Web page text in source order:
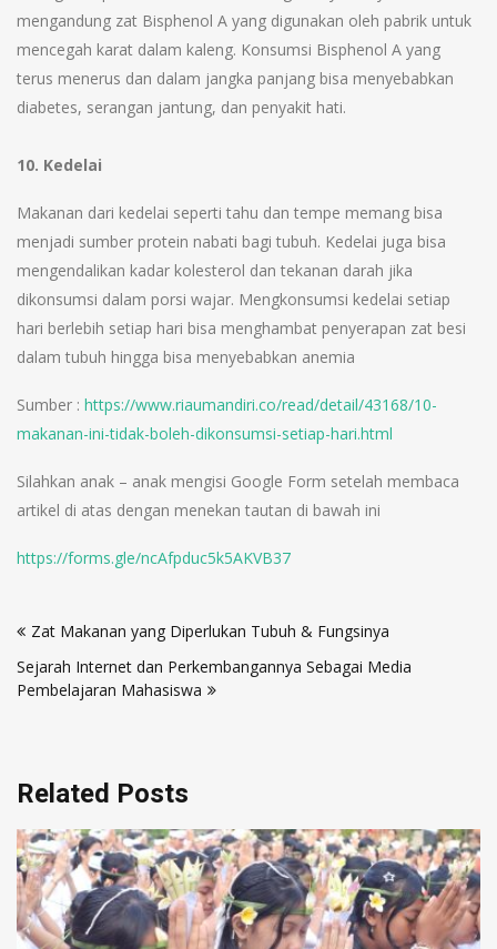
mengandung zat Bisphenol A yang digunakan oleh pabrik untuk
mencegah karat dalam kaleng. Konsumsi Bisphenol A yang
terus menerus dan dalam jangka panjang bisa menyebabkan
diabetes, serangan jantung, dan penyakit hati.
10. Kedelai
Makanan dari kedelai seperti tahu dan tempe memang bisa
menjadi sumber protein nabati bagi tubuh. Kedelai juga bisa
mengendalikan kadar kolesterol dan tekanan darah jika
dikonsumsi dalam porsi wajar. Mengkonsumsi kedelai setiap
hari berlebih setiap hari bisa menghambat penyerapan zat besi
dalam tubuh hingga bisa menyebabkan anemia
Sumber : https://www.riaumandiri.co/read/detail/43168/10-
makanan-ini-tidak-boleh-dikonsumsi-setiap-hari.html
Silahkan anak – anak mengisi Google Form setelah membaca
artikel di atas dengan menekan tautan di bawah ini
https://forms.gle/ncAfpduc5k5AKVB37
Zat Makanan yang Diperlukan Tubuh & Fungsinya
Sejarah Internet dan Perkembangannya Sebagai Media
Pembelajaran Mahasiswa
Related Posts